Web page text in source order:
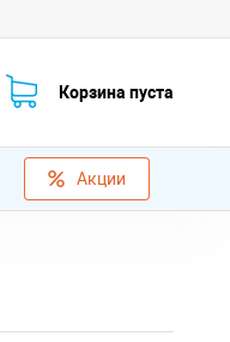
Корзина пуста
Акции